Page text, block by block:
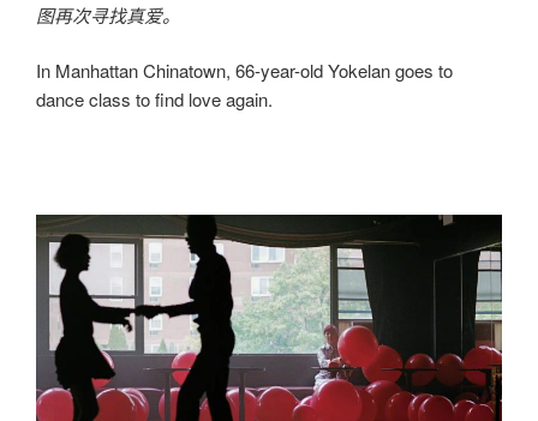
图再次寻找真爱。
In Manhattan Chinatown, 66-year-old Yokelan goes to
dance class to find love again.